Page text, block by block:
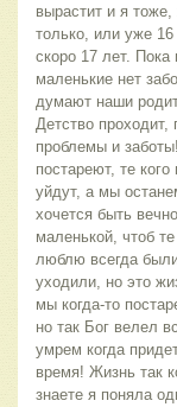
вырастит и я
только, или уже 16
скоро 17 лет.
маленькие нет
думают наши
Детство проходит,
проблемы и
постареют, те
уйдут, а мы
хочется быть вечно
маленькой, чтоб те
люблю всегда
уходили, но это
мы когда-то
но так Бог велел
умрем когда
время! Жизнь так
знаете я поняла